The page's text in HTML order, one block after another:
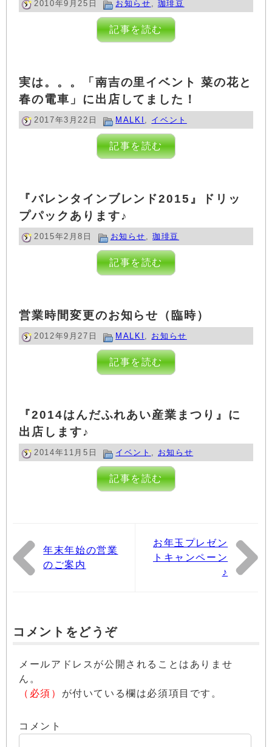
2010年9月25日 お知らせ 珈琲豆
記事を読む
実は。。。「南吉の里イベント 菜の花と
春の電車」に出店してました！
2017年3月22日 MALKI イベント
記事を読む
『バレンタインブレンド2015』ドリッ
プパックあります♪
2015年2月8日 お知らせ ,珈琲豆
記事を読む
営業時間変更のお知らせ（臨時）
2012年9月27日 MALKI お知らせ
記事を読む
『2014はんだふれあい産業まつり』に
出店します♪
2014年11月5日 イベント お知らせ
記事を読む
年末年始の営業
のご案内
お年玉プレゼン
トキャンペーン
♪
コメントをどうぞ
メールアドレスが公開されることはありませ
ん。
（必須） が付いている欄は必須項目です。
コメント